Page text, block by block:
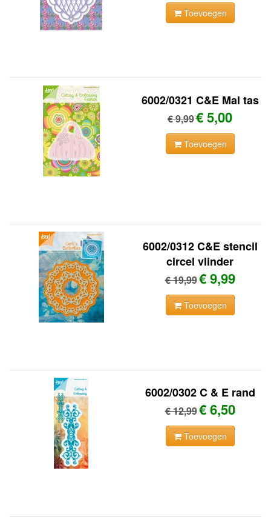
Toevoegen
6002/0321 C&E Mal tas
€ 9,99€ 5,00
Toevoegen
6002/0312 C&E stencil
circel vlinder
€ 19,99€ 9,99
Toevoegen
6002/0302 C & E rand
€ 12,99€ 6,50
Toevoegen